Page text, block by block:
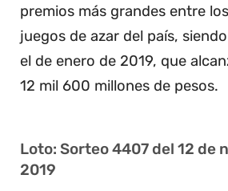
premios más grandes entre
juegos de azar del país,
el de enero de 2019, que
12 mil 600 millones de pesos.
Loto: Sorteo 4407 del 12 de
2019